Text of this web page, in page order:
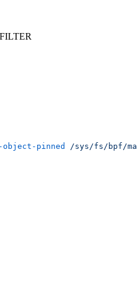
pinned /sys/fs/bpf/